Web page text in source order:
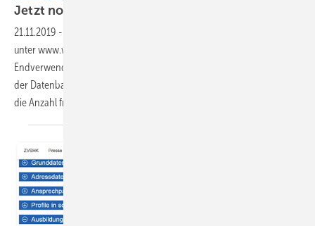
Jetzt noch freie Stellen
21.11.2019 -
unter www.wasserwaermeluft.de, damit sie von Bauherren und
Endverwendern mit ihren Kompetenzfeldern gefunden werden. In
der Datenbank ist es ebenso möglich, den jeweiligen Lehrberuf und
die Anzahl freier Ausbildungsplätze anzugeben.